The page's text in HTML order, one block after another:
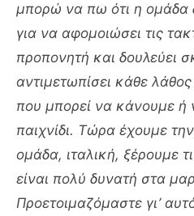
μπορώ να πω ότι η ομάδα
για να αφομοιώσει τις
προπονητή και δουλεύει
αντιμετωπίσει κάθε
που μπορεί να κάνουμε ή
παιχνίδι. Τώρα έχουμε
ομάδα, ιταλική, ξέρουμε
είναι πολύ δυνατή στα
Προετοιμαζόμαστε γι’